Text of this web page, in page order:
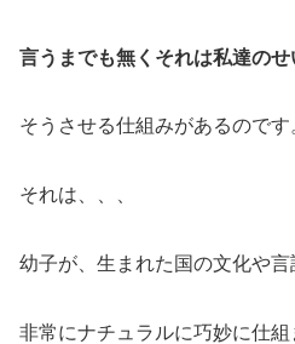
言うまでも無くそれは私達のせ
そうさせる仕組みがあるのです
それは、、、
幼子が、生まれた国の文化や
非常にナチュラルに巧妙に仕組